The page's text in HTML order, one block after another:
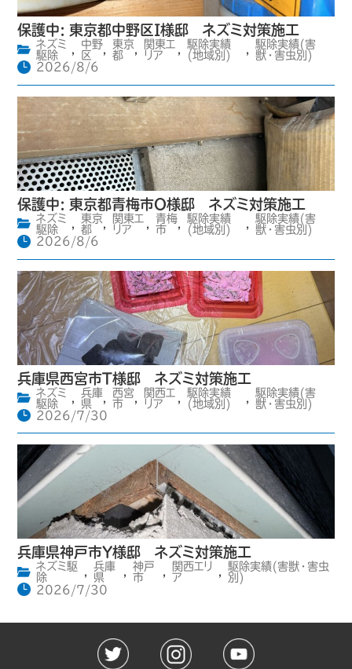
保護中: 東京都中野区I様邸 ネズミ対策施工
ネズミ
駆除
,
中野
区
,
東京
都
,
関東エ
リア
,
駆除実績
(地域別)
,
駆除実績(害
獣・害虫別)
2026/8/6
保護中: 東京都青梅市O様邸 ネズミ対策施工
ネズミ
駆除
東京
都
関東エ
リア
青梅
市
駆除実績
(地域別)
駆除実績(害
獣・害虫別)
2026/8/6
兵庫県西宮市T様邸 ネズミ対策施工
ネズミ
駆除
兵庫
県
,
西宮
市
関西エ
リア
駆除実績
(地域別)
駆除実績(害
獣・害虫別)
2026/7/30
兵庫県神戸市Y様邸 ネズミ対策施工
ネズミ駆
除
,
兵庫
県
,
神戸
市
,
関西エリ
ア
,
駆除実績(害獣・害虫
別)
2026/7/30